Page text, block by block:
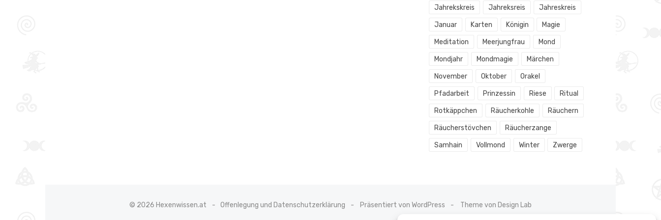
Jahrekskreis Jahreksreis Jahreskreis
Januar Karten Königin Magie
Meditation Meerjungfrau Mond
Mondjahr Mondmagie Märchen
November Oktober Orakel
Pfadarbeit Prinzessin Riese Ritual
Rotkäppchen Räucherkohle Räuchern
Räucherstövchen Räucherzange
Samhain Vollmond Winter Zwerge
© 2026 Hexenwissen.at Offenlegung und Datenschutzerklärung Präsentiert von WordPress Theme von Design Lab